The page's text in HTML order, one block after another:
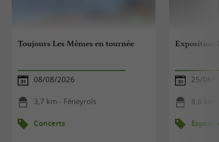
Toujours Les Mêmes en tournée
08/08/2026
3,7 km - Féneyrols
Concerts
Exposition
25/06/
8,6 km